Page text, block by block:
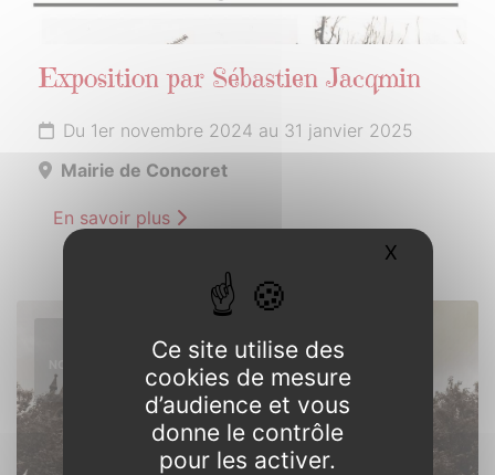
Exposition par Sébastien Jacqmin
Du 1er novembre 2024 au 31 janvier 2025
Mairie de Concoret
En savoir plus
Ce site utilise des
cookies de mesure
d’audience et vous
donne le contrôle
pour les activer.
X Masquer